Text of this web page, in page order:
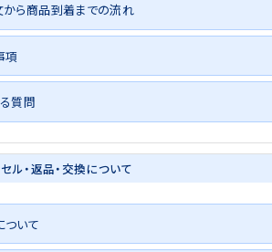
から商品到着までの流れ
項
質問
ル・返品・交換について
ついて